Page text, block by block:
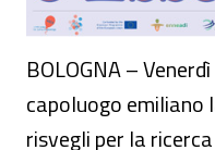
BOLOGNA –
capoluogo emiliano
risvegli per la